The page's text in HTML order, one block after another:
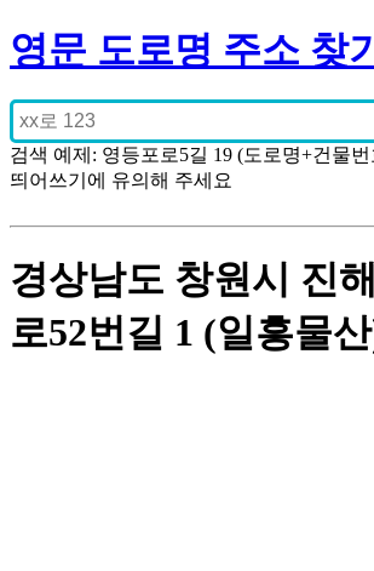
영문 도로명 주소 찾
검색 예제: 영등포로5길 19 (도로명+건물
띄어쓰기에 유의해 주세요
경상남도 창원시 진
로52번길 1 (일흥물